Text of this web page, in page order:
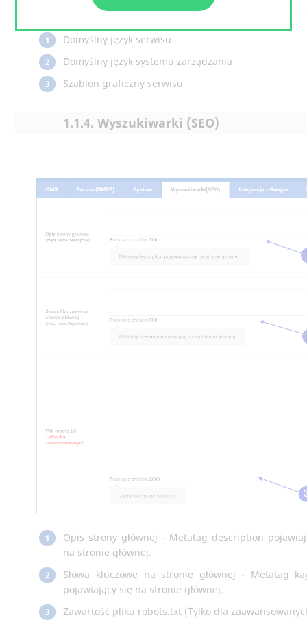
1 Domyślny język serwisu
2 Domyślny język systemu zarządzania
3 Szablon graficzny serwisu
1.1.4. Wyszukiwarki (SEO)
1
Opis strony głównej - Metatag description
na stronie głównej.
2
Słowa kluczowe na stronie głównej - Metatag
pojawiający się na stronie głównej.
3 Zawartość pliku robots.txt (Tylko dla